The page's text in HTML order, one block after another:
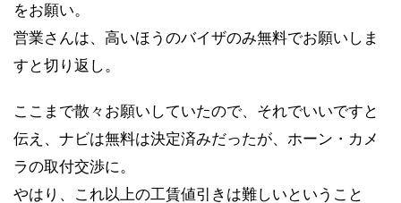
をお願い。
営業さんは、高いほうのバイザのみ無料でお願いしま
すと切り返し。
ここまで散々お願いしていたので、それでいいですと
伝え、ナビは無料は決定済みだったが、ホーン・カメ
ラの取付交渉に。
やはり、これ以上の工賃値引きは難しいということ